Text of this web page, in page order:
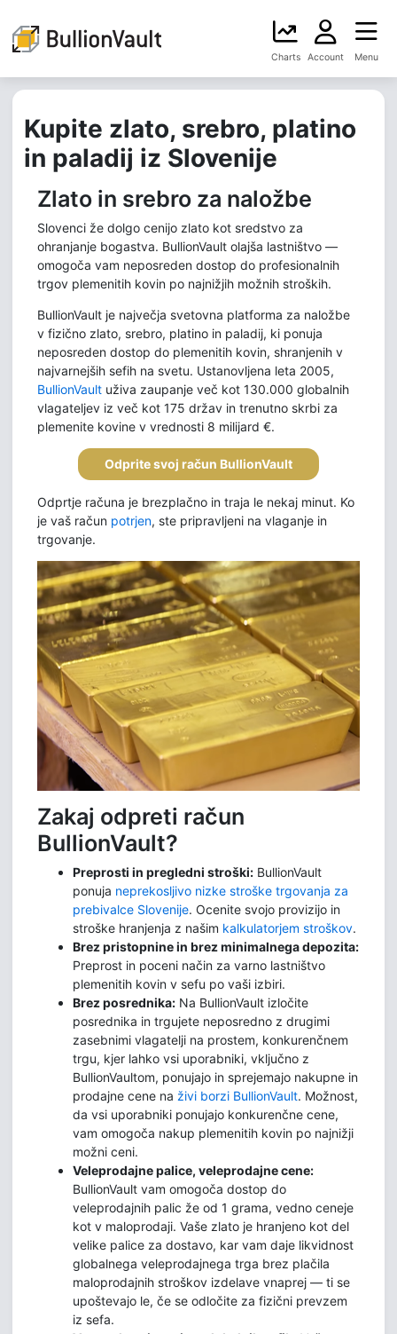
Charts Account Menu
Kupite zlato, srebro, platino
in paladij iz Slovenije
Zlato in srebro za naložbe
Slovenci že dolgo cenijo zlato kot sredstvo za
ohranjanje bogastva. BullionVault olajša lastništvo —
omogoča vam neposreden dostop do profesionalnih
trgov plemenitih kovin po najnižjih možnih stroških.
BullionVault je največja svetovna platforma za naložbe
v fizično zlato, srebro, platino in paladij, ki ponuja
neposreden dostop do plemenitih kovin, shranjenih v
najvarnejših sefih na svetu. Ustanovljena leta 2005,
BullionVault uživa zaupanje več kot 130.000 globalnih
vlagateljev iz več kot 175 držav in trenutno skrbi za
plemenite kovine v vrednosti 8 milijard €.
Odprite svoj račun BullionVault
Odprtje računa je brezplačno in traja le nekaj minut. Ko
je vaš račun potrjen, ste pripravljeni na vlaganje in
trgovanje.
Zakaj odpreti račun
BullionVault?
Preprosti in pregledni stroški: BullionVault
ponuja neprekosljivo nizke stroške trgovanja za
prebivalce Slovenije. Ocenite svojo provizijo in
stroške hranjenja z našim kalkulatorjem stroškov.
Brez pristopnine in brez minimalnega depozita:
Preprost in poceni način za varno lastništvo
plemenitih kovin v sefu po vaši izbiri.
Brez posrednika: Na BullionVault izločite
posrednika in trgujete neposredno z drugimi
zasebnimi vlagatelji na prostem, konkurenčnem
trgu, kjer lahko vsi uporabniki, vključno z
BullionVaultom, ponujajo in sprejemajo nakupne in
prodajne cene na živi borzi BullionVault. Možnost,
da vsi uporabniki ponujajo konkurenčne cene,
vam omogoča nakup plemenitih kovin po najnižji
možni ceni.
Veleprodajne palice, veleprodajne cene:
BullionVault vam omogoča dostop do
veleprodajnih palic že od 1 grama, vedno ceneje
kot v maloprodaji. Vaše zlato je hranjeno kot del
velike palice za dostavo, kar vam daje likvidnost
globalnega veleprodajnega trga brez plačila
maloprodajnih stroškov izdelave vnaprej — ti se
upoštevajo le, če se odločite za fizični prevzem
iz sefa.